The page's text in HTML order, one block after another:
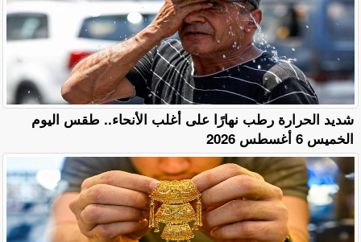
​شديد الحرارة رطب نهارًا على أغلب الأنحاء.. طقس اليوم
الخميس 6 أغسطس 2026